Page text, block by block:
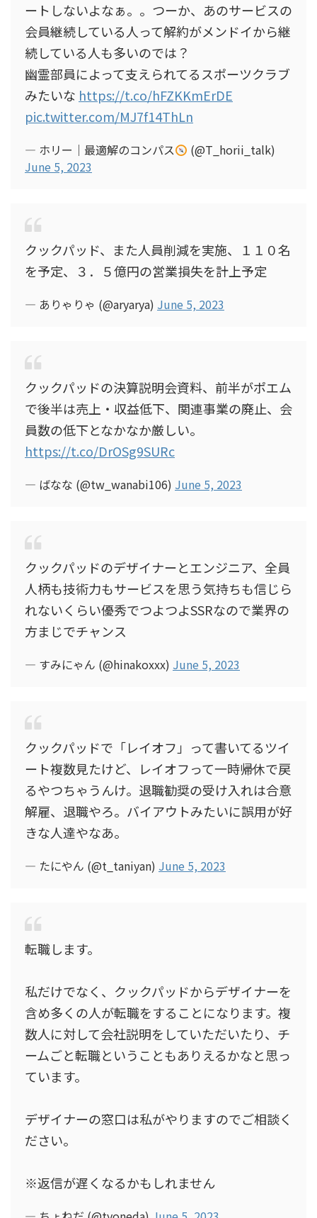
ートしないよなぁ。。つーか、あのサービスの
会員継続している人って解約がメンドイから継
続している人も多いのでは？
幽霊部員によって支えられてるスポーツクラブ
みたいな https://t.co/hFZKKmErDE
pic.twitter.com/MJ7f14ThLn
— ホリー｜最適解のコンパス
(@T_horii_talk)
June 5, 2023
クックパッド、また人員削減を実施、１１０名
を予定、３．５億円の営業損失を計上予定
— ありゃりゃ (@aryarya) June 5, 2023
クックパッドの決算説明会資料、前半がポエム
で後半は売上・収益低下、関連事業の廃止、会
員数の低下となかなか厳しい。
https://t.co/DrOSg9SURc
— ばなな (@tw_wanabi106) June 5, 2023
クックパッドのデザイナーとエンジニア、全員
人柄も技術力もサービスを思う気持ちも信じら
れないくらい優秀でつよつよSSRなので業界の
方まじでチャンス
— すみにゃん (@hinakoxxx) June 5, 2023
クックパッドで「レイオフ」って書いてるツイ
ート複数見たけど、レイオフって一時帰休で戻
るやつちゃうんけ。退職勧奨の受け入れは合意
解雇、退職やろ。バイアウトみたいに誤用が好
きな人達やなあ。
— たにやん (@t_taniyan) June 5, 2023
転職します。
私だけでなく、クックパッドからデザイナーを
含め多くの人が転職をすることになります。複
数人に対して会社説明をしていただいたり、チ
ームごと転職ということもありえるかなと思っ
ています。
デザイナーの窓口は私がやりますのでご相談く
ださい。
※返信が遅くなるかもしれません